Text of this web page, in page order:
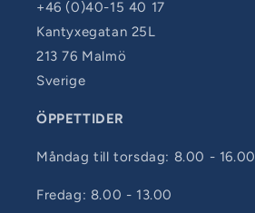
+46 (0)40-15 40 17
Kantyxegatan 25L
213 76 Malmö
Sverige
ÖPPETTIDER
Måndag till torsdag: 8.00 - 16.00
Fredag: 8.00 - 13.00